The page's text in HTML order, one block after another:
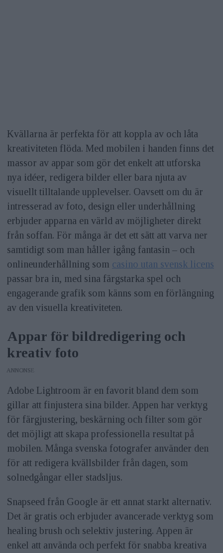
Kvällarna är perfekta för att koppla av och låta
kreativiteten flöda. Med mobilen i handen finns det
massor av appar som gör det enkelt att utforska
nya idéer, redigera bilder eller bara njuta av
visuellt tilltalande upplevelser. Oavsett om du är
intresserad av foto, design eller underhållning
erbjuder apparna en värld av möjligheter direkt
från soffan. För många är det ett sätt att varva ner
samtidigt som man håller igång fantasin – och
onlineunderhållning som casino utan svensk licens
passar bra in, med sina färgstarka spel och
engagerande grafik som känns som en förlängning
av den visuella kreativiteten.
Appar för bildredigering och
kreativ foto
ANNONS
Adobe Lightroom är en favorit bland dem som
gillar att finjustera sina bilder. Appen har verktyg
för färgjustering, beskärning och filter som gör
det möjligt att skapa professionella resultat på
mobilen. Många svenska fotografer använder den
för att redigera kvällsbilder från dagen, som
solnedgångar eller stadsljus.
Snapseed från Google är ett annat starkt alternativ.
Det är gratis och erbjuder avancerade verktyg som
healing brush och selektiv justering. Appen är
enkel att använda och perfekt för snabba kreativa